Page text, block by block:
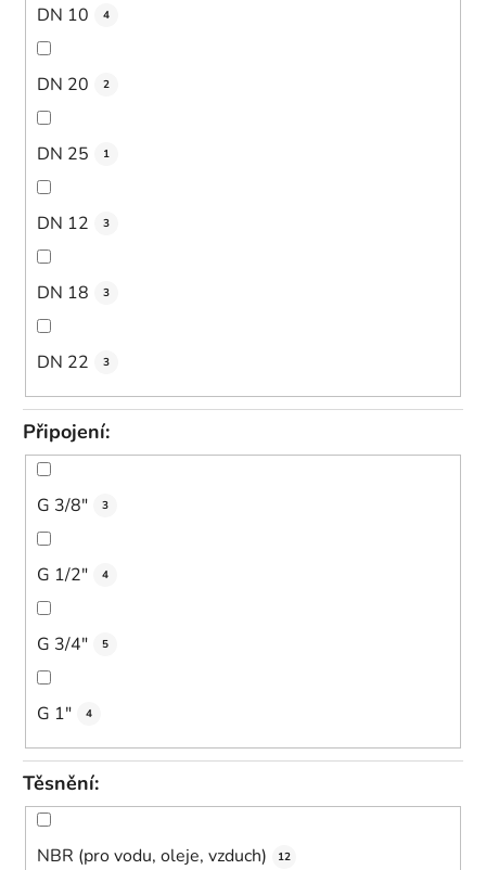
DN 10 4
DN 20 2
DN 25 1
DN 12 3
DN 18 3
DN 22 3
Připojení:
G 3/8" 3
G 1/2" 4
G 3/4" 5
G 1" 4
Těsnění:
NBR (pro vodu, oleje, vzduch) 12